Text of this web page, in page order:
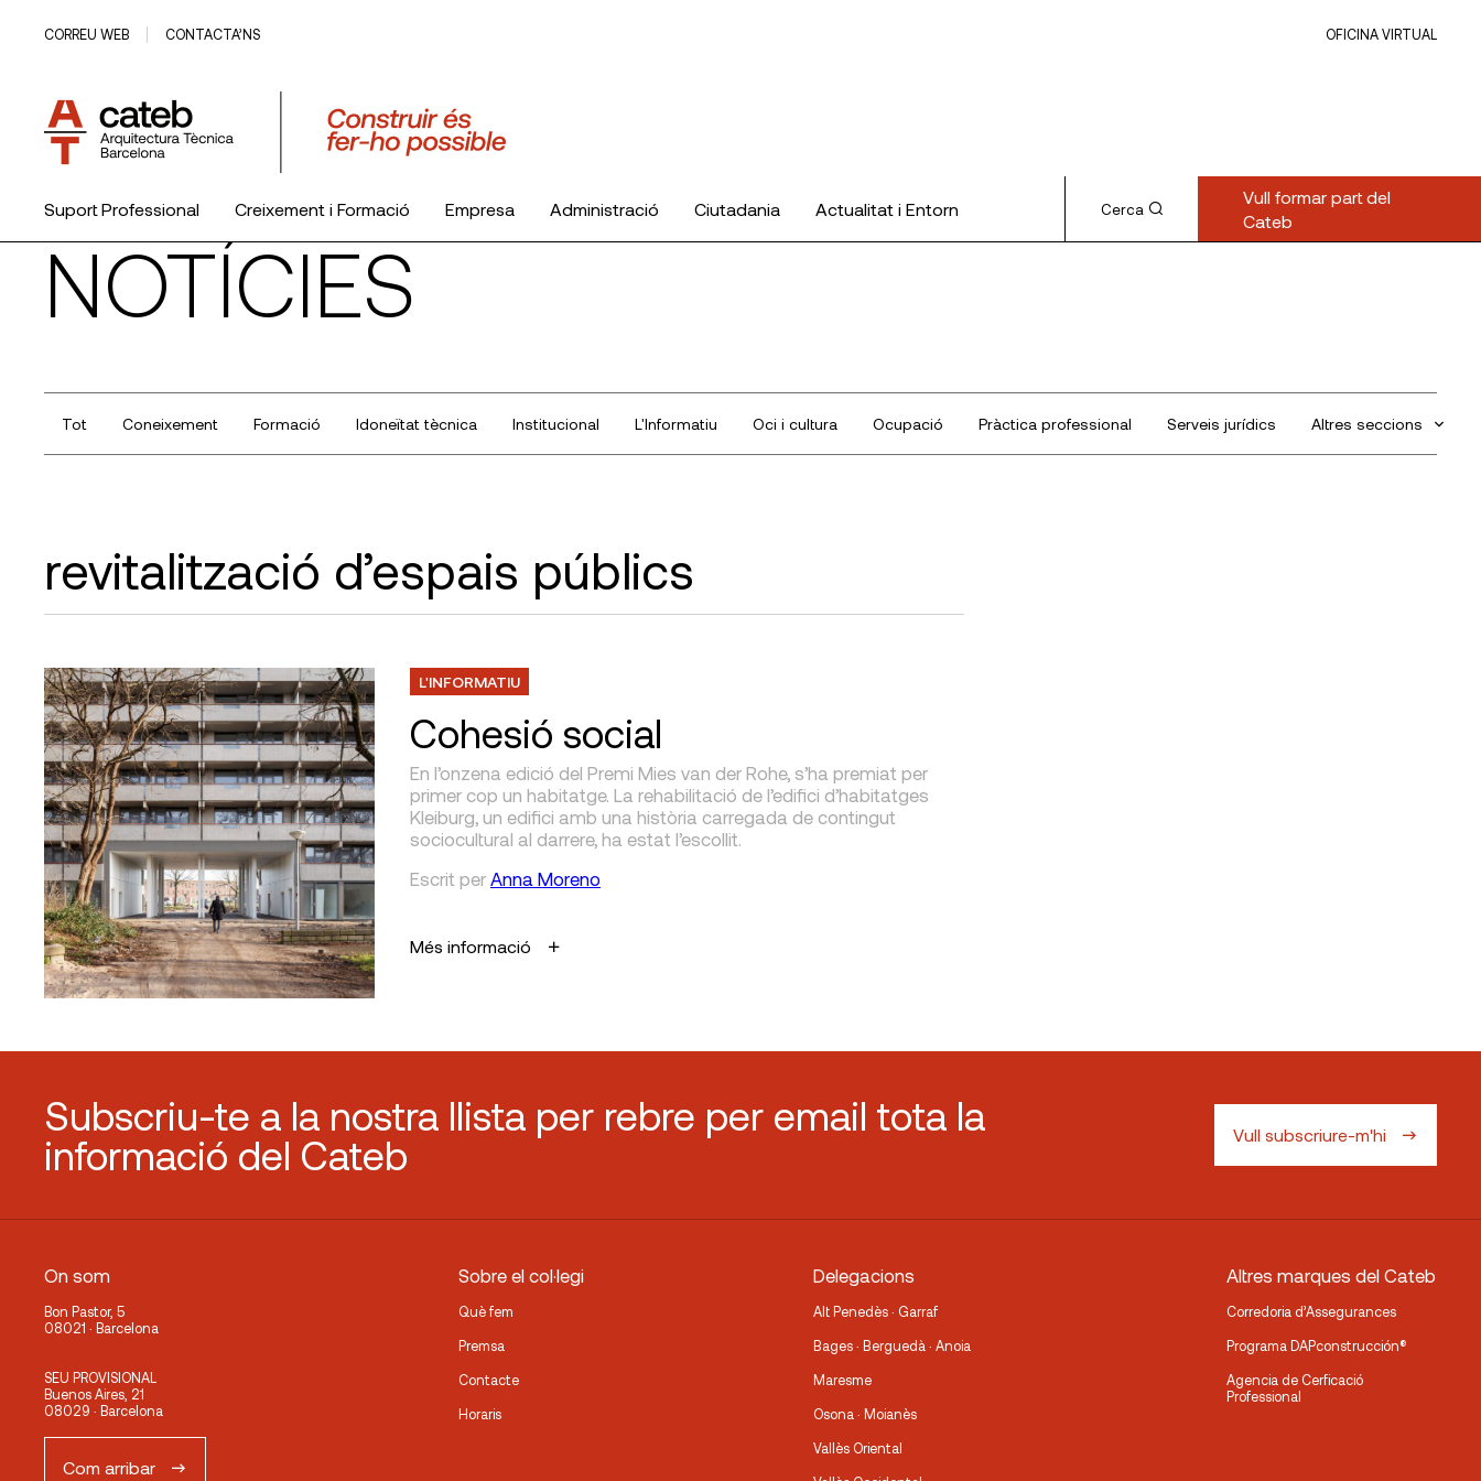
CORREU WEB CONTACTA’NS OFICINA VIRTUAL
Suport Professional Creixement i Formació Empresa Administració Ciutadania Actualitat i Entorn
El Col·legi
Cerca
Vull formar part del
Cateb
NOTÍCIES
Tot Coneixement Formació Idoneïtat tècnica Institucional L'Informatiu Oci i cultura Ocupació Pràctica professional Serveis jurídics Altres seccions
revitalització d’espais públics
L'INFORMATIU
Cohesió social
En l’onzena edició del Premi Mies van der Rohe, s’ha premiat per
primer cop un habitatge. La rehabilitació de l’edifici d’habitatges
Kleiburg, un edifici amb una història carregada de contingut
sociocultural al darrere, ha estat l’escollit.
Escrit per Anna Moreno
Més informació
Subscriu-te a la nostra llista per rebre per email tota la
informació del Cateb
Vull subscriure-m'hi
On som
Bon Pastor, 5
08021 · Barcelona
SEU PROVISIONAL
Buenos Aires, 21
08029 · Barcelona
Com arribar
Sobre el col·legi
Què fem
Premsa
Contacte
Horaris
Delegacions
Alt Penedès · Garraf
Bages · Berguedà · Anoia
Maresme
Osona · Moianès
Vallès Oriental
Altres marques del Cateb
Corredoria d’Assegurances
Programa DAPconstrucción®
Agencia de Cerficació
Professional